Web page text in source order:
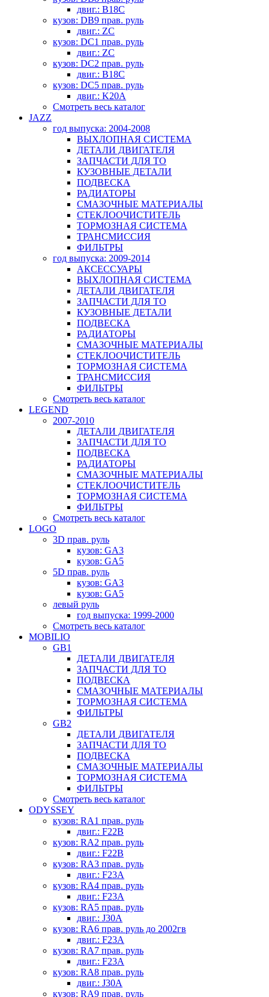
двиг.: B18C
кузов: DB9 прав. руль
двиг.: ZC
кузов: DC1 прав. руль
двиг.: ZC
кузов: DC2 прав. руль
двиг.: B18C
кузов: DC5 прав. руль
двиг.: K20A
Смотреть весь каталог
JAZZ
год выпуска: 2004-2008
ВЫХЛОПНАЯ СИСТЕМА
ДЕТАЛИ ДВИГАТЕЛЯ
ЗАПЧАСТИ ДЛЯ ТО
КУЗОВНЫЕ ДЕТАЛИ
ПОДВЕСКА
РАДИАТОРЫ
СМАЗОЧНЫЕ МАТЕРИАЛЫ
СТЕКЛООЧИСТИТЕЛЬ
ТОРМОЗНАЯ СИСТЕМА
ТРАНСМИССИЯ
ФИЛЬТРЫ
год выпуска: 2009-2014
АКСЕССУАРЫ
ВЫХЛОПНАЯ СИСТЕМА
ДЕТАЛИ ДВИГАТЕЛЯ
ЗАПЧАСТИ ДЛЯ ТО
КУЗОВНЫЕ ДЕТАЛИ
ПОДВЕСКА
РАДИАТОРЫ
СМАЗОЧНЫЕ МАТЕРИАЛЫ
СТЕКЛООЧИСТИТЕЛЬ
ТОРМОЗНАЯ СИСТЕМА
ТРАНСМИССИЯ
ФИЛЬТРЫ
Смотреть весь каталог
LEGEND
2007-2010
ДЕТАЛИ ДВИГАТЕЛЯ
ЗАПЧАСТИ ДЛЯ ТО
ПОДВЕСКА
РАДИАТОРЫ
СМАЗОЧНЫЕ МАТЕРИАЛЫ
СТЕКЛООЧИСТИТЕЛЬ
ТОРМОЗНАЯ СИСТЕМА
ФИЛЬТРЫ
Смотреть весь каталог
LOGO
3D прав. руль
кузов: GA3
кузов: GA5
5D прав. руль
кузов: GA3
кузов: GA5
левый руль
год выпуска: 1999-2000
Смотреть весь каталог
MOBILIO
GB1
ДЕТАЛИ ДВИГАТЕЛЯ
ЗАПЧАСТИ ДЛЯ ТО
ПОДВЕСКА
СМАЗОЧНЫЕ МАТЕРИАЛЫ
ТОРМОЗНАЯ СИСТЕМА
ФИЛЬТРЫ
GB2
ДЕТАЛИ ДВИГАТЕЛЯ
ЗАПЧАСТИ ДЛЯ ТО
ПОДВЕСКА
СМАЗОЧНЫЕ МАТЕРИАЛЫ
ТОРМОЗНАЯ СИСТЕМА
ФИЛЬТРЫ
Смотреть весь каталог
ODYSSEY
кузов: RA1 прав. руль
двиг.: F22B
кузов: RA2 прав. руль
двиг.: F22B
кузов: RA3 прав. руль
двиг.: F23A
кузов: RA4 прав. руль
двиг.: F23A
кузов: RA5 прав. руль
двиг.: J30A
кузов: RA6 прав. руль до 2002гв
двиг.: F23A
кузов: RA7 прав. руль
двиг.: F23A
кузов: RA8 прав. руль
двиг.: J30A
кузов: RA9 прав. руль